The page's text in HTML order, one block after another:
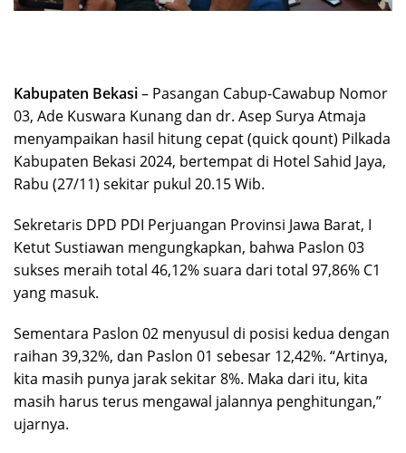
Kabupaten Bekasi– Pasangan Cabup-Cawabup Nomor
03, Ade Kuswara Kunang dan dr. Asep Surya Atmaja
menyampaikan hasil hitung cepat (quick qount) Pilkada
Kabupaten Bekasi 2024, bertempat di Hotel Sahid Jaya,
Rabu (27/11) sekitar pukul 20.15 Wib.
Sekretaris DPD PDI Perjuangan Provinsi Jawa Barat, I
Ketut Sustiawan mengungkapkan, bahwa Paslon 03
sukses meraih total 46,12% suara dari total 97,86% C1
yang masuk.
Sementara Paslon 02 menyusul di posisi kedua dengan
raihan 39,32%, dan Paslon 01 sebesar 12,42%. “Artinya,
kita masih punya jarak sekitar 8%. Maka dari itu, kita
masih harus terus mengawal jalannya penghitungan,”
ujarnya.